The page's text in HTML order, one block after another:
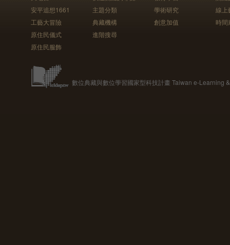
安平追想1661
工藝大冒險
原住民儀式
原住民服飾
主題分類
典藏機構
進階搜尋
學術研究
創意加值
線上
時間
數位典藏與數位學習國家型科技計畫 Taiwan e-Learning